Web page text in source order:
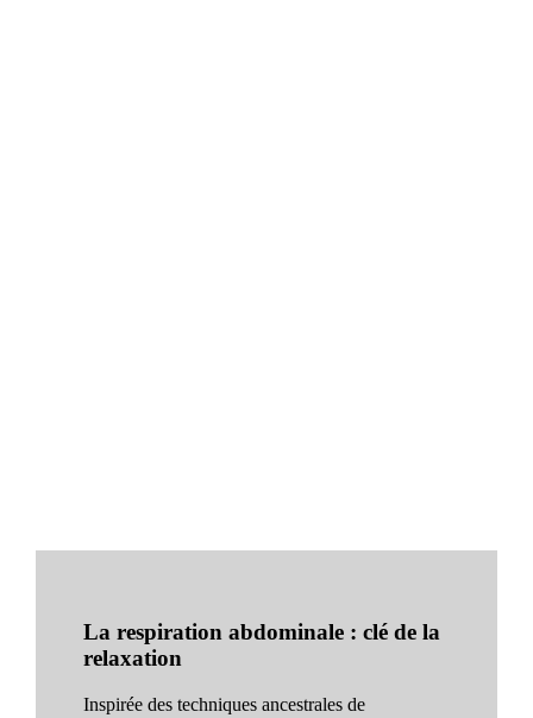
La respiration abdominale : clé de la
relaxation
Inspirée des techniques ancestrales de